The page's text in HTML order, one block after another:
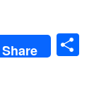
Share